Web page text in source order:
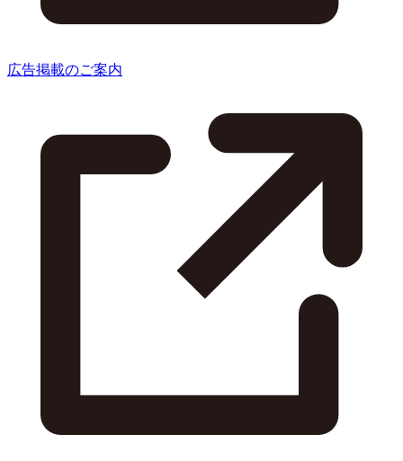
広告掲載のご案内